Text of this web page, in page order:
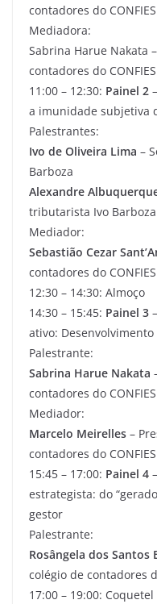
contadores do CONFIES
Mediadora:
Sabrina Harue Nakata
contadores do CONFIES
11:00 – 12:30: Painel 2
a imunidade subjetiva
Palestrantes:
Ivo de Oliveira Lima –
Barboza
Alexandre
tributarista Ivo Barboza
Mediador:
Sebastião Cezar
contadores do CONFIES
12:30 – 14:30: Almoço
14:30 – 15:45: Painel 3
ativo:
Palestrante:
Sabrina Harue Nakata
contadores do CONFIES
Mediador:
Marcelo Meirelles –
contadores do CONFIES
15:45 – 17:00: Painel 4
estrategista: do
gestor
Palestrante:
Rosângela dos Santos
colégio de contadores
17:00 – 19:00: Coquetel